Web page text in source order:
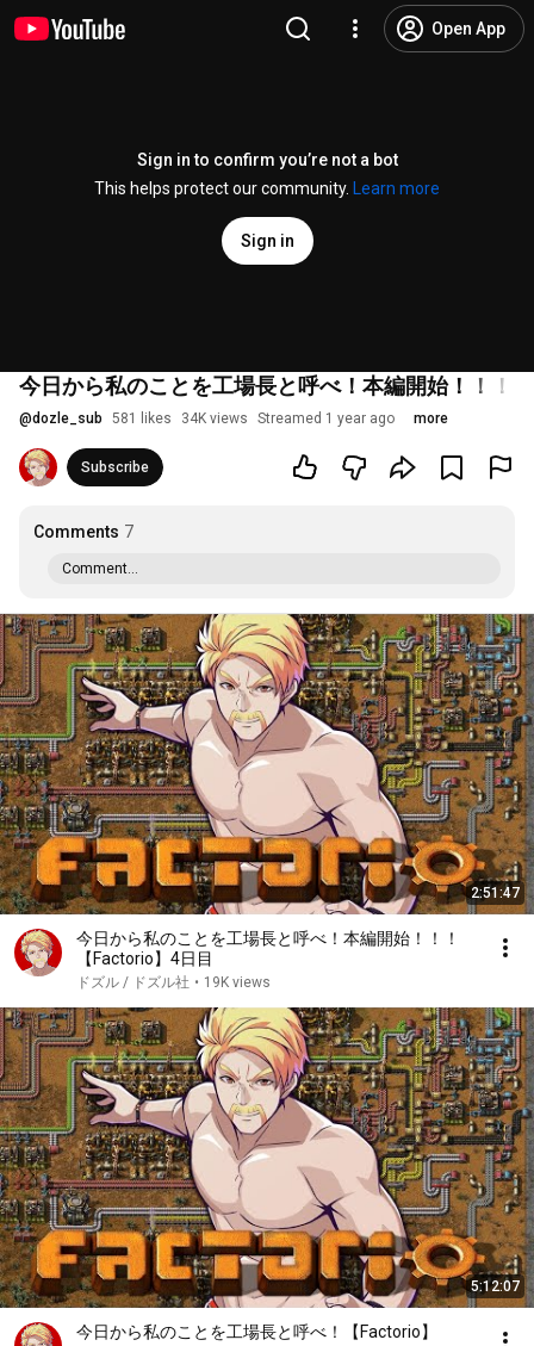
Open App
Sign in to confirm you’re not a bot
This helps protect our community.
Learn more
Sign in
今日から私のことを工場長と呼べ！本編開始！！！
@dozle_sub 581 likes 34K views Streamed 1 year ago more
Subscribe
Comments 7
Comment...
2:51:47
今日から私のことを工場長と呼べ！本編開始！！！
【Factorio】4日目
ドズル / ドズル社 • 19K views
5:12:07
今日から私のことを工場長と呼べ！【Factorio】